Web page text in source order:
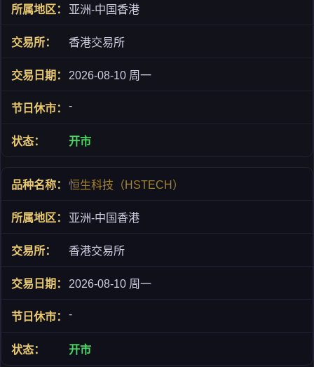
亚洲-中国香港
香港交易所
2026-08-10 周一
-
开市
恒生科技（HSTECH）
亚洲-中国香港
香港交易所
2026-08-10 周一
-
开市